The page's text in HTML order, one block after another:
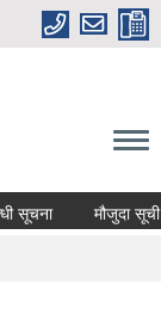
मौजुदा सूची